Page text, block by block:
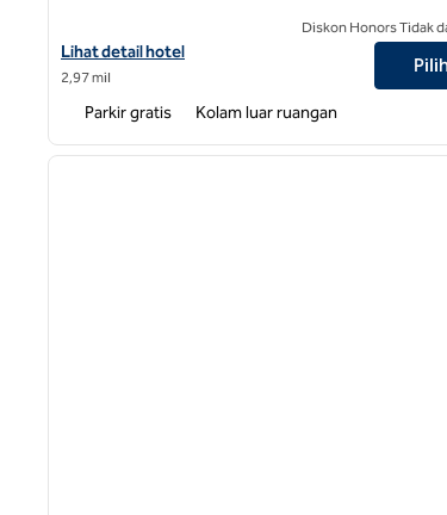
Lihat detail hotel untuk Hilton Garden Inn San Jose/
Lihat detail hotel
2,97 mil
Diskon Honors Tidak
Parkir gratis Kolam luar ruangan
1 dari 12